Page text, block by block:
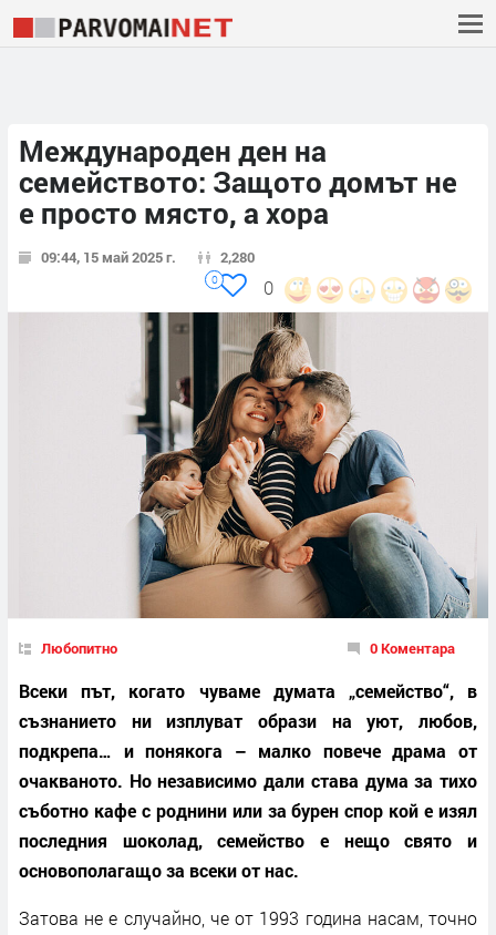
Международен ден на
семейството: Защото домът не
е просто място, а хора
09:44, 15 май 2025 г. 2,280
0
0
Любопитно 0 Коментара
Всеки път, когато чуваме думата „семейство“, в
съзнанието ни изплуват образи на уют, любов,
подкрепа… и понякога – малко повече драма от
очакваното. Но независимо дали става дума за тихо
съботно кафе с роднини или за бурен спор кой е изял
последния шоколад, семейство е нещо свято и
основополагащо за всеки от нас.
Затова не е случайно, че от 1993 година насам, точно